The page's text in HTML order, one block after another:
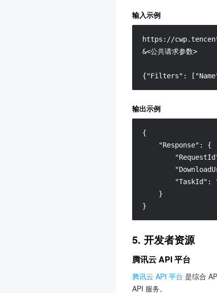
输入示例
https://
&<公共请求参数>
{"Filters":
输出示例
{
"Response" :
{
"TaskId" :
}
}
5. 开发者资源
腾讯云 API 平台
腾讯云 API 平台 是综合
API 服务。